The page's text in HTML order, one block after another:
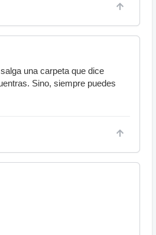
una carpeta que dice
Sino, siempre puedes